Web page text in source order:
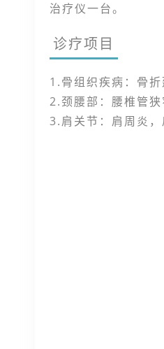
治疗仪一台。
诊疗项目
1.骨组织疾病：骨
2.颈腰部：腰椎管
3.肩关节：肩周炎